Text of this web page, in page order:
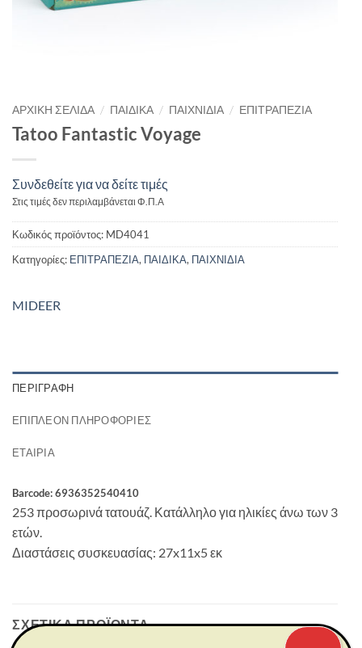
ΑΡΧΙΚΉ ΣΕΛΊΔΑ / ΠΑΙΔΙΚΑ / ΠΑΙΧΝΙΔΙΑ / ΕΠΙΤΡΑΠΕΖΙΑ
Tatoo Fantastic Voyage
Συνδεθείτε για να δείτε τιμές
Στις τιμές δεν περιλαμβάνεται Φ.Π.Α
Κωδικός προϊόντος: MD4041
Κατηγορίες: ΕΠΙΤΡΑΠΕΖΙΑ, ΠΑΙΔΙΚΑ, ΠΑΙΧΝΙΔΙΑ
MIDEER
ΠΕΡΙΓΡΑΦΉ
ΕΠΙΠΛΈΟΝ ΠΛΗΡΟΦΟΡΊΕΣ
ΕΤΑΙΡΊΑ
Barcode: 6936352540410
253 προσωρινά τατουάζ. Κατάλληλο για ηλικίες άνω των 3
ετών.
Διαστάσεις συσκευασίας: 27x11x5 εκ
ΣΧΕΤΙΚΆ ΠΡΟΪΌΝΤΑ